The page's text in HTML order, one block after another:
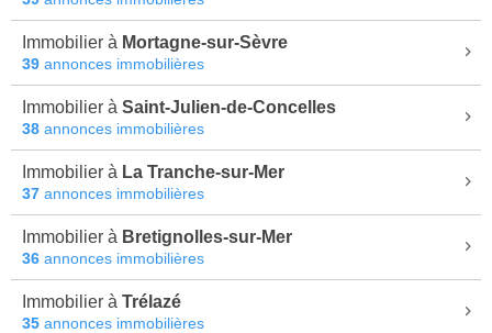
Immobilier à Mortagne-sur-Sèvre
39 annonces immobilières
Immobilier à Saint-Julien-de-Concelles
38 annonces immobilières
Immobilier à La Tranche-sur-Mer
37 annonces immobilières
Immobilier à Bretignolles-sur-Mer
36 annonces immobilières
Immobilier à Trélazé
35 annonces immobilières